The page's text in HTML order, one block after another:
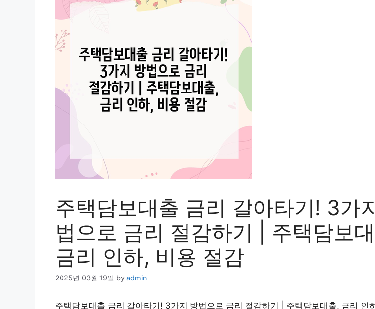
주택담보대출 금리 갈아타기! 3가
법으로 금리 절감하기 | 주택담보
금리 인하, 비용 절감
2025년 03월 19일 by admin
주택담보대출 금리 갈아타기! 3가지 방법으로 금리 절감하기 | 주택담보대출, 금리 인